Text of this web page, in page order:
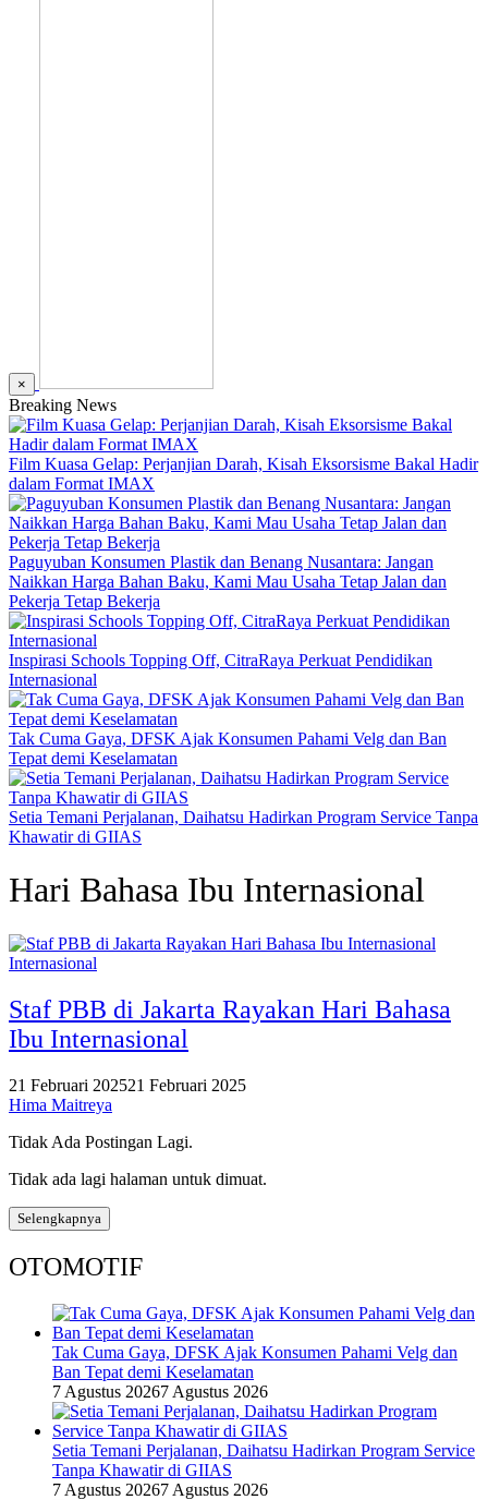
×
Breaking News
Film Kuasa Gelap: Perjanjian Darah, Kisah Eksorsisme Bakal Hadir
dalam Format IMAX
Paguyuban Konsumen Plastik dan Benang Nusantara: Jangan
Naikkan Harga Bahan Baku, Kami Mau Usaha Tetap Jalan dan
Pekerja Tetap Bekerja
Inspirasi Schools Topping Off, CitraRaya Perkuat Pendidikan
Internasional
Tak Cuma Gaya, DFSK Ajak Konsumen Pahami Velg dan Ban
Tepat demi Keselamatan
Setia Temani Perjalanan, Daihatsu Hadirkan Program Service Tanpa
Khawatir di GIIAS
Hari Bahasa Ibu Internasional
Internasional
Staf PBB di Jakarta Rayakan Hari Bahasa
Ibu Internasional
21 Februari 202521 Februari 2025
Hima Maitreya
Tidak Ada Postingan Lagi.
Tidak ada lagi halaman untuk dimuat.
Selengkapnya
OTOMOTIF
Tak Cuma Gaya, DFSK Ajak Konsumen Pahami Velg dan
Ban Tepat demi Keselamatan
7 Agustus 20267 Agustus 2026
Setia Temani Perjalanan, Daihatsu Hadirkan Program Service
Tanpa Khawatir di GIIAS
7 Agustus 20267 Agustus 2026